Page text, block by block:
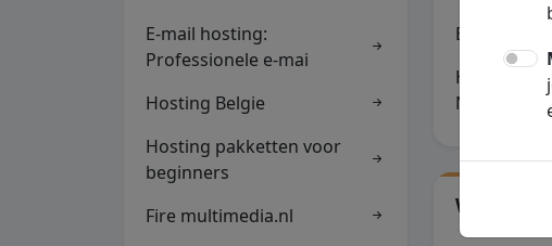
E-mail hosting:
Professionele e-mai
Hosting Belgie
Hosting pakketten voor
beginners
Fire multimedia.nl
Easyhost.be
Hosting
Nucleus